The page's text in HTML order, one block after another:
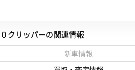
クリッパーの関連情報
新車情報